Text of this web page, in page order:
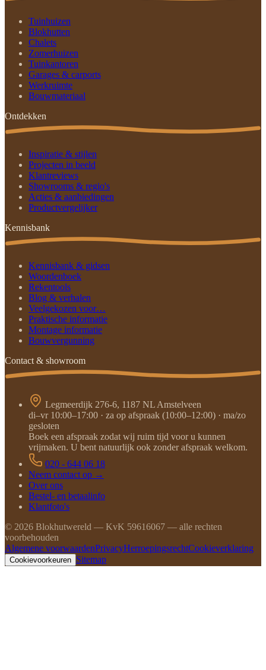
Tuinhuizen
Blokhutten
Chalets
Zomerhuizen
Tuinkantoren
Garages & carports
Werkruimte
Bouwmateriaal
Ontdekken
Inspiratie & stijlen
Projecten in beeld
Klantreviews
Showrooms & regio's
Acties & aanbiedingen
Productvergelijker
Kennisbank
Kennisbank & gidsen
Woordenboek
Rekentools
Blog & verhalen
Veelgekozen voor…
Praktische informatie
Montage informatie
Bouwvergunning
Contact & showroom
Legmeerdijk 276-6, 1187 NL Amstelveen
di–vr 10:00–17:00 · za op afspraak (10:00–12:00) · ma/zo
gesloten
Boek een afspraak zodat wij ruim tijd voor u kunnen
vrijmaken. U bent natuurlijk ook zonder afspraak welkom.
020 - 644 06 18
Neem contact op →
Over ons
Bestel- en betaalinfo
Klantfoto's
© 2026 Blokhutwereld — KvK 59616067 — alle rechten
voorbehouden
Algemene voorwaardenPrivacyHerroepingsrechtCookieverklaring
Cookievoorkeuren Sitemap